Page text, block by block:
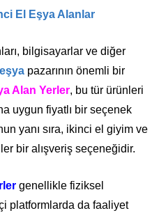
El Eşya Alanlar
bilgisayarlar ve diğer
pazarının önemli bir
Alan Yerler, bu tür ürünleri
uygun fiyatlı bir seçenek
yanı sıra, ikinci el giyim ve
bir alışveriş seçeneğidir.
genellikle fiziksel
platformlarda da faaliyet